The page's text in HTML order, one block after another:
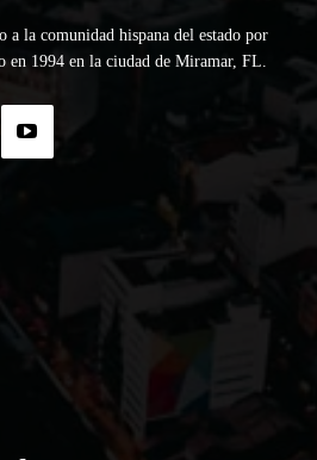
la comunidad hispana del estado por
en 1994 en la ciudad de Miramar, FL.